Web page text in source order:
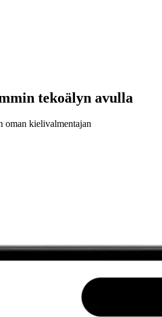
tekoälyn avulla
oman kielivalmentajan